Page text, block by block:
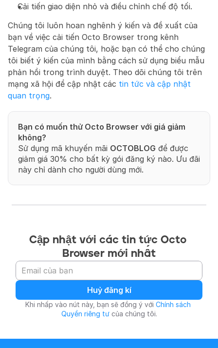
Cải tiến giao diện nhỏ và điều chỉnh chế độ tối.
Chúng tôi luôn hoan nghênh ý kiến và đề xuất của
bạn về việc cải tiến Octo Browser trong kênh
Telegram của chúng tôi, hoặc bạn có thể cho chúng
tôi biết ý kiến của mình bằng cách sử dụng biểu mẫu
phản hồi trong trình duyệt. Theo dõi chúng tôi trên
mạng xã hội để cập nhật các tin tức và cập nhật
quan trọng.
Bạn có muốn thử Octo Browser với giá giảm
không?
Sử dụng mã khuyến mãi OCTOBLOG để được
giảm giá 30% cho bất kỳ gói đăng ký nào. Ưu đãi
này chỉ dành cho người dùng mới.
Cập nhật với các tin tức Octo
Browser mới nhất
Huỷ đăng kí
Khi nhấp vào nút này, bạn sẽ đồng ý với Chính sách
Quyền riêng tư của chúng tôi.